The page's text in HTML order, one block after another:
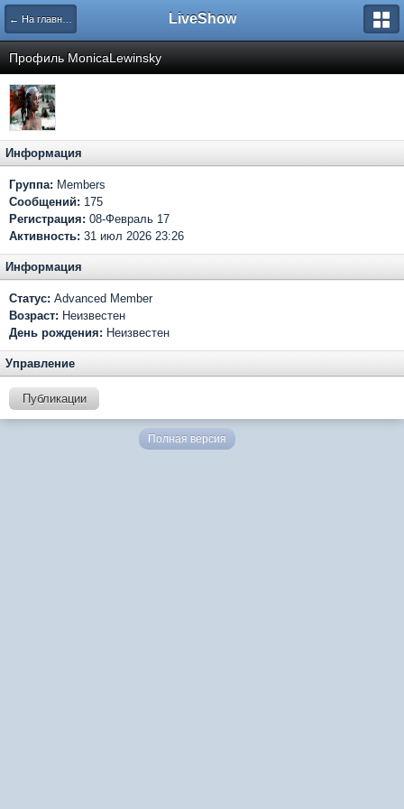
← На главную LiveShow
Профиль MonicaLewinsky
Информация
Группа: Members
Сообщений: 175
Регистрация: 08-Февраль 17
Активность: 31 июл 2026 23:26
Информация
Статус: Advanced Member
Возраст: Неизвестен
День рождения: Неизвестен
Управление
Публикации
Полная версия